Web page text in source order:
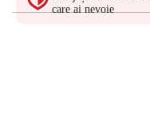
care ai nevoie